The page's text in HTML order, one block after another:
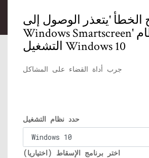
الخطأ 'يتعذر الوصول إلى
Windows Smartscreen' في نظام
التشغيل Windows 10
جرب أداة القضاء على المشاكل
حدد نظام التشغيل
اختر برنامج الإسقاط (اختياريا)